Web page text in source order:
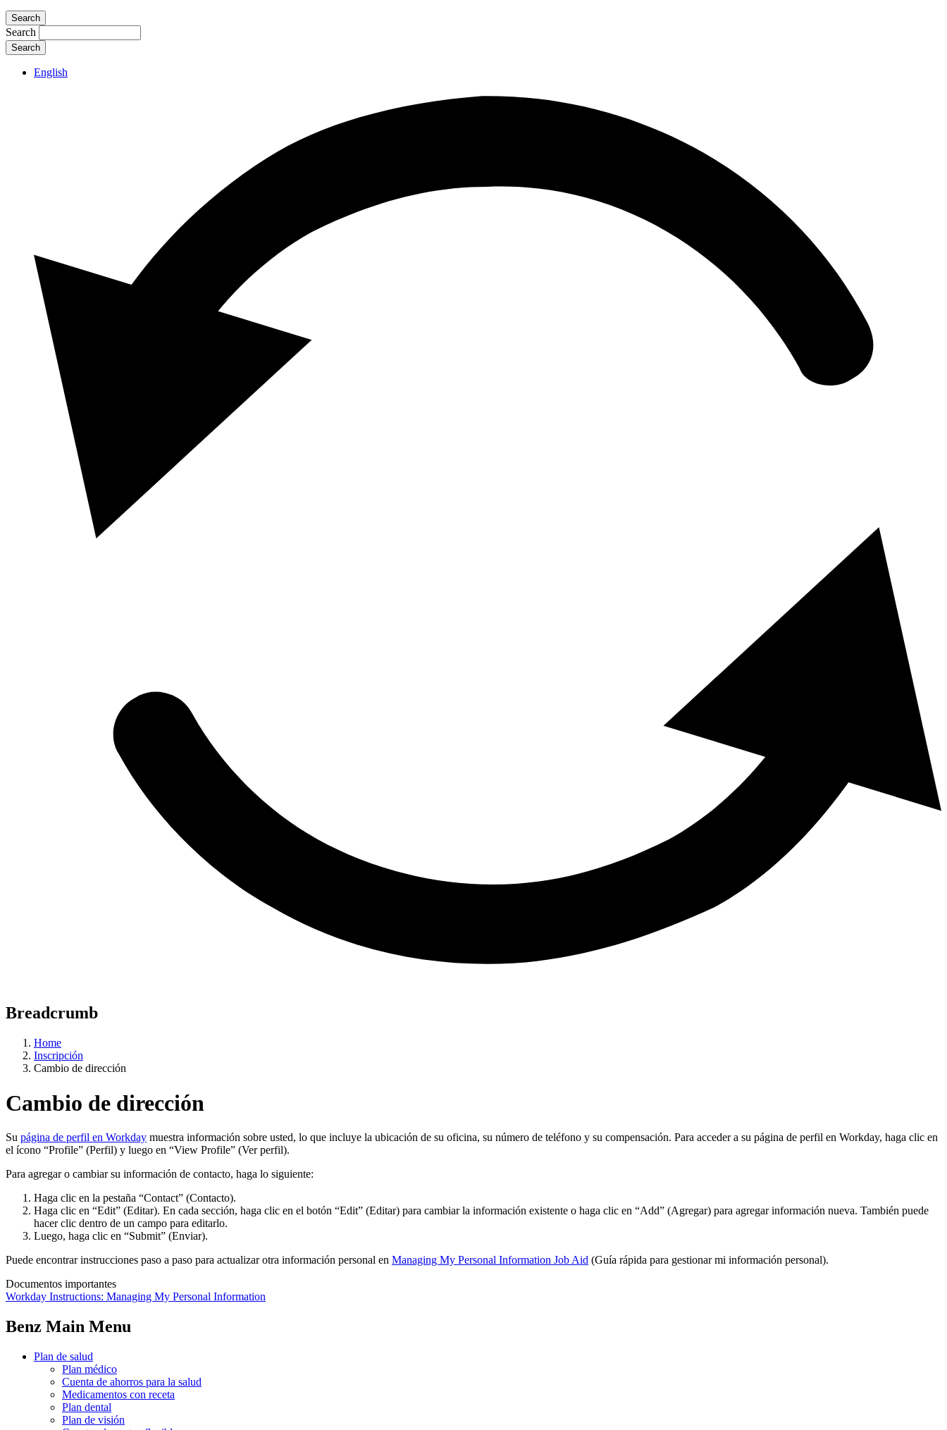
Search
Search
English
Breadcrumb
Home
Inscripción
Cambio de dirección
Cambio de dirección
Su página de perfil en Workday muestra información sobre usted, lo que incluye la ubicación de su oficina, su número de teléfono y su compensación. Para acceder a su página de perfil en Workday, haga clic en
el ícono “Profile” (Perfil) y luego en “View Profile” (Ver perfil).
Para agregar o cambiar su información de contacto, haga lo siguiente:
Haga clic en la pestaña “Contact” (Contacto).
Haga clic en “Edit” (Editar). En cada sección, haga clic en el botón “Edit” (Editar) para cambiar la información existente o haga clic en “Add” (Agregar) para agregar información nueva. También puede
hacer clic dentro de un campo para editarlo.
Luego, haga clic en “Submit” (Enviar).
Puede encontrar instrucciones paso a paso para actualizar otra información personal en Managing My Personal Information Job Aid (Guía rápida para gestionar mi información personal).
Documentos importantes
Workday Instructions: Managing My Personal Information
Benz Main Menu
Plan de salud
Plan médico
Cuenta de ahorros para la salud
Medicamentos con receta
Plan dental
Plan de visión